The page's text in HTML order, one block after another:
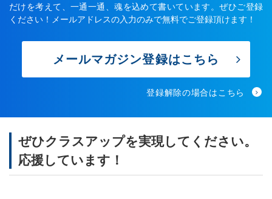
だけを考えて、一通一通、魂を込めて書いています。ぜひご登録
ください！メールアドレスの入力のみで無料でご登録頂けます！
メールマガジン登録はこちら
登録解除の場合はこちら
ぜひクラスアップを実現してください。
応援しています！